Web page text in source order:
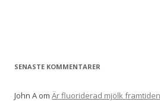
SENASTE KOMMENTARER
John A om Är fluoriderad mjölk